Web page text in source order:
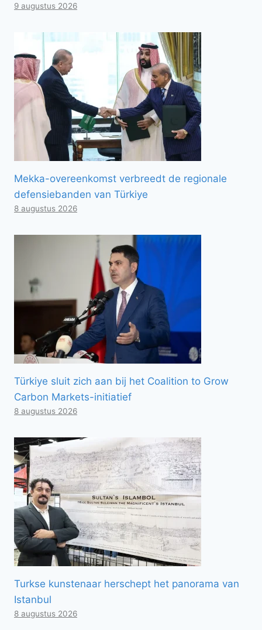
9 augustus 2026
Mekka-overeenkomst verbreedt de regionale
defensiebanden van Türkiye
8 augustus 2026
Türkiye sluit zich aan bij het Coalition to Grow
Carbon Markets-initiatief
8 augustus 2026
Turkse kunstenaar herschept het panorama van
Istanbul
8 augustus 2026